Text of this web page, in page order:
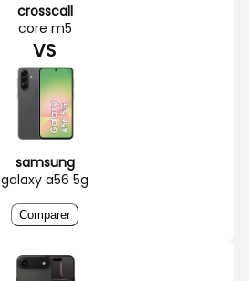
crosscall
core m5
VS
samsung
galaxy a56 5g
Comparer